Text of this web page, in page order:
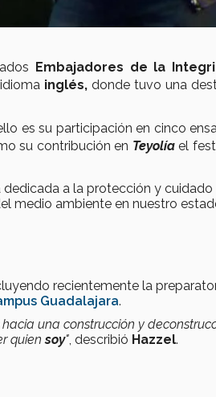
Embajadores de la
inglés, donde tuvo una
es su participación en cinco
su contribución en Teyolíael
a la protección y cuidado
medio ambiente en nuestro
recientemente la
Guadalajara.
una construcción y
quiensoy", describió Hazzel.